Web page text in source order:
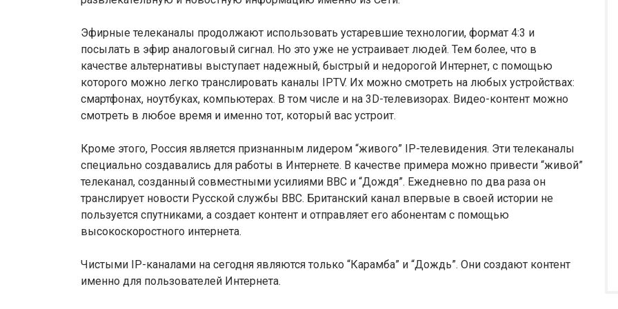
Эфирные телеканалы продолжают использовать устаревшие технологии, формат 4:3 и
посылать в эфир аналоговый сигнал. Но это уже не устраивает людей. Тем более, что в
качестве альтернативы выступает надежный, быстрый и недорогой Интернет, с помощью
которого можно легко транслировать каналы IPTV. Их можно смотреть на любых устройствах:
смартфонах, ноутбуках, компьютерах. В том числе и на 3D-телевизорах. Видео-контент можно
смотреть в любое время и именно тот, который вас устроит.
Кроме этого, Россия является признанным лидером “живого” IP-телевидения. Эти телеканалы
специально создавались для работы в Интернете. В качестве примера можно привести “живой”
телеканал, созданный совместными усилиями ВВС и “Дождя”. Ежедневно по два раза он
транслирует новости Русской службы ВВС. Британский канал впервые в своей истории не
пользуется спутниками, а создает контент и отправляет его абонентам с помощью
высокоскоростного интернета.
Чистыми IP-каналами на сегодня являются только “Карамба” и “Дождь”. Они создают контент
именно для пользователей Интернета.